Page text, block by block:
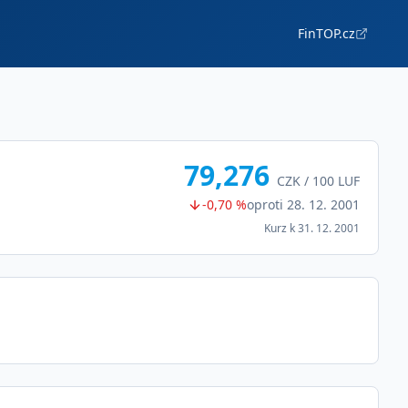
FinTOP.cz
79,276 CZK / 100 LUF
-0,70 %oproti 28. 12. 2001
Kurz k31. 12. 2001